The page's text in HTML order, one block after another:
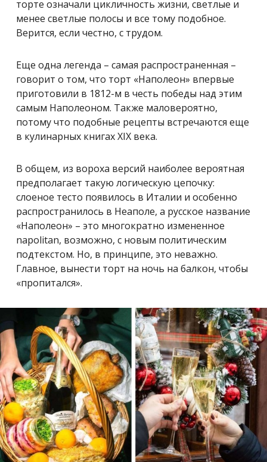
торте означали цикличность жизни, светлые и
менее светлые полосы и все тому подобное.
Верится, если честно, с трудом.
Еще одна легенда – самая распространенная –
говорит о том, что торт «Наполеон» впервые
приготовили в 1812-м в честь победы над этим
самым Наполеоном. Также маловероятно,
потому что подобные рецепты встречаются еще
в кулинарных книгах XIX века.
В общем, из вороха версий наиболее вероятная
предполагает такую логическую цепочку:
слоеное тесто появилось в Италии и особенно
распространилось в Неаполе, а русское название
«Наполеон» – это многократно измененное
napolitan, возможно, с новым политическим
подтекстом. Но, в принципе, это неважно.
Главное, вынести торт на ночь на балкон, чтобы
«пропитался».